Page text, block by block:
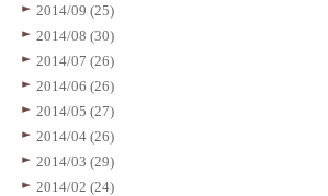
2014/09 (25)
2014/08 (30)
2014/07 (26)
2014/06 (26)
2014/05 (27)
2014/04 (26)
2014/03 (29)
2014/02 (24)